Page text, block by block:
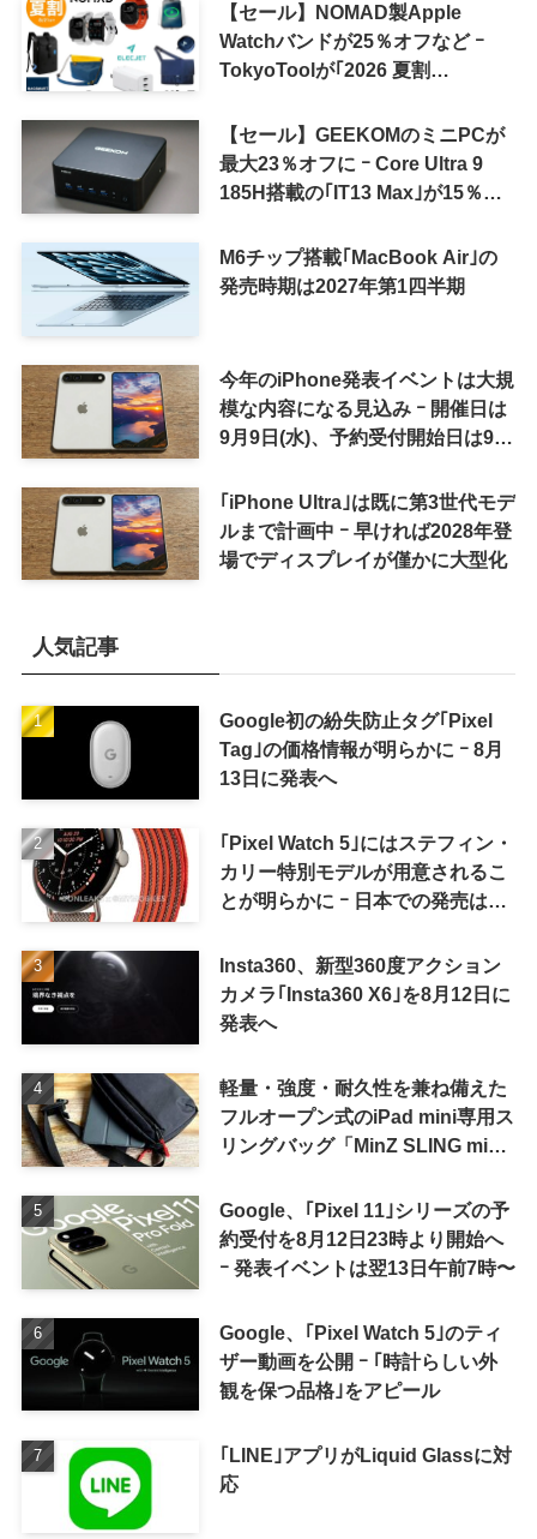
【セール】NOMAD製Apple
Watchバンドが25％オフなど ｰ
TokyoToolが｢2026 夏割
【セール】GEEKOMのミニPCが
最大23％オフに ｰ Core Ultra 9
185H搭載の｢IT13 Max｣が15％オ
M6チップ搭載｢MacBook Air｣の
発売時期は2027年第1四半期
今年のiPhone発表イベントは大規
模な内容になる見込み ｰ 開催日は
9月9日(水)、予約受付開始日は9月
｢iPhone Ultra｣は既に第3世代モデ
ルまで計画中 ｰ 早ければ2028年登
場でディスプレイが僅かに大型化
人気記事
Google初の紛失防止タグ｢Pixel
Tag｣の価格情報が明らかに ｰ 8月
13日に発表へ
｢Pixel Watch 5｣にはステフィン・
カリー特別モデルが用意されるこ
とが明らかに ｰ 日本での発売は期
Insta360、新型360度アクション
カメラ｢Insta360 X6｣を8月12日に
発表へ
軽量・強度・耐久性を兼ね備えた
フルオープン式のiPad mini専用ス
リングバッグ「MinZ SLING mini
Google、｢Pixel 11｣シリーズの予
約受付を8月12日23時より開始へ
ｰ 発表イベントは翌13日午前7時〜
Google、｢Pixel Watch 5｣のティ
ザー動画を公開 ｰ ｢時計らしい外
観を保つ品格｣をアピール
｢LINE｣アプリがLiquid Glassに対
応